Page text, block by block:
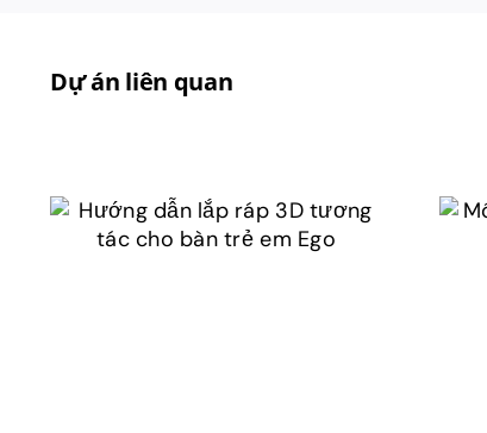
Dự án liên quan
Hướng dẫn lắp ráp
3D tương tác cho